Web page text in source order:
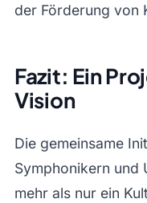
der Förderung von
Fazit: Ein
Vision
Die gemeinsame
Symphonikern und
mehr als nur ein